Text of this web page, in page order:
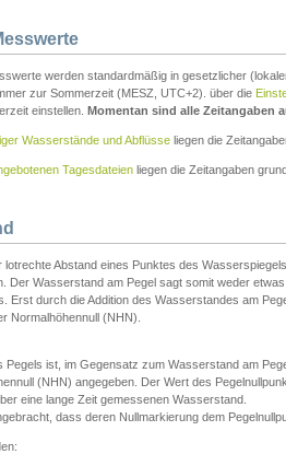
werden standardmäßig in gesetzlicher
zur Sommerzeit (MESZ, UTC+2). über die
einstellen. Momentan sind alle Zeitangaben
Wasserstände und Abflüsse liegen die
Tagesdateien liegen die Zeitangaben
lotrechte Abstand eines Punktes des
Der Wasserstand am Pegel sagt somit weder
Erst durch die Addition des Wasserstandes am
Normalhöhennull (NHN).
Pegels ist, im Gegensatz zum Wasserstand am
(NHN) angegeben. Der Wert des
eine lange Zeit gemessenen Wasserstand.
dass deren Nullmarkierung dem